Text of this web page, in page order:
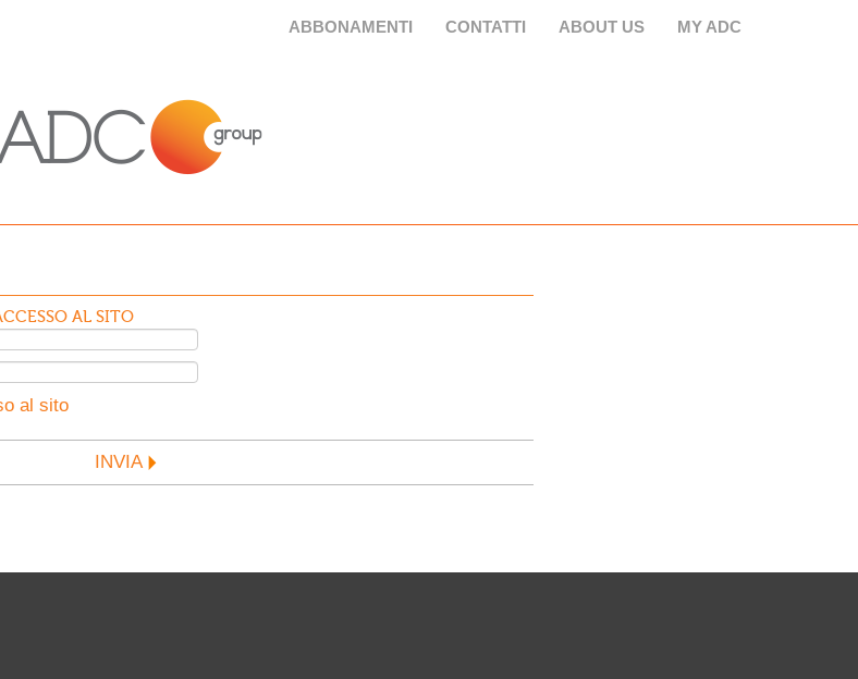
ABBONAMENTI CONTATTI ABOUT US MY ADC
AL SITO
al sito
INVIA